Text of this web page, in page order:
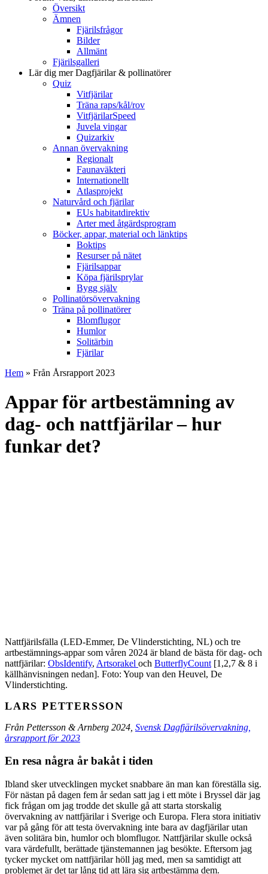
Översikt
Ämnen
Fjärilsfrågor
Bilder
Allmänt
Fjärilsgalleri
Lär dig merDagfjärilar & pollinatörer
Quiz
Vitfjärilar
Träna raps/kål/rov
VitfjärilarSpeed
Juvela vingar
Quizarkiv
Annan övervakning
Regionalt
Faunaväkteri
Internationellt
Atlasprojekt
Naturvård och fjärilar
EUs habitatdirektiv
Arter med åtgärdsprogram
Böcker, appar, material och länktips
Boktips
Resurser på nätet
Fjärilsappar
Köpa fjärilsprylar
Bygg själv
Pollinatörsövervakning
Träna på pollinatörer
Blomflugor
Humlor
Solitärbin
Fjärilar
Hem » Från Årsrapport 2023
Appar för artbestämning av
dag- och nattfjärilar – hur
funkar det?
Nattfjärilsfälla (LED-Emmer, De Vlinderstichting, NL) och tre
artbestämnings-appar som våren 2024 är bland de bästa för dag- och
nattfjärilar: ObsIdentify, Artsorakel och ButterflyCount [1,2,7 & 8 i
källhänvisningen nedan]. Foto: Youp van den Heuvel, De
Vlinderstichting.
LARS PETTERSSON
Från Pettersson & Arnberg 2024, Svensk Dagfjärilsövervakning,
årsrapport för 2023
En resa några år bakåt i tiden
Ibland sker utvecklingen mycket snabbare än man kan föreställa sig.
För nästan på dagen fem år sedan satt jag i ett möte i Bryssel där jag
fick frågan om jag trodde det skulle gå att starta storskalig
övervakning av nattfjärilar i Sverige och Europa. Flera stora initiativ
var på gång för att testa övervakning inte bara av dagfjärilar utan
även solitära bin, humlor och blomflugor. Nattfjärilar skulle också
vara värdefullt, berättade tjänstemannen jag besökte. Eftersom jag
tycker mycket om nattfjärilar höll jag med, men sa samtidigt att
problemet är det tar lång tid att lära sig artbestämma dem.